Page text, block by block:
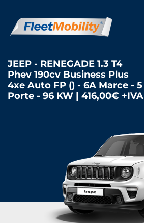
JEEP - RENEGADE 1.3 T4
Phev 190cv Business Plus
4xe Auto FP () - 6A Marce - 5
Porte - 96 KW | 416,00€ +IVA